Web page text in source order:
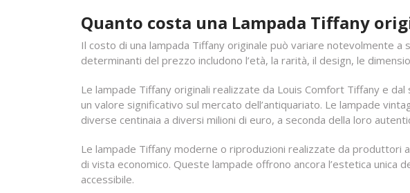
Quanto costa una Lampada Tiffany
Il costo di una lampada Tiffany originale può variare notevolmente a
determinanti del prezzo includono l’età, la rarità, il design, le
Le lampade Tiffany originali realizzate da Louis Comfort Tiffany e
un valore significativo sul mercato dell’antiquariato. Le lampade
diverse centinaia a diversi milioni di euro, a seconda della loro
Le lampade Tiffany moderne o riproduzioni realizzate da produttori
di vista economico. Queste lampade offrono ancora l’estetica unica
accessibile.